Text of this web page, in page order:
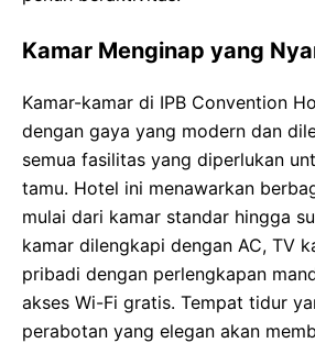
Kamar Menginap yang
Kamar-kamar di IPB Convention
dengan gaya yang modern dan
semua fasilitas yang diperlukan
tamu. Hotel ini menawarkan
mulai dari kamar standar hingga
kamar dilengkapi dengan AC, TV
pribadi dengan perlengkapan
akses Wi-Fi gratis. Tempat tidur
perabotan yang elegan akan